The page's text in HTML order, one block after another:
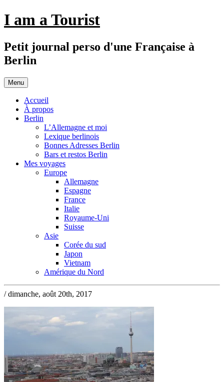
Aller
au
I am a Tourist
Petit journal perso d'une Française à
Berlin
Menu
Accueil
À propos
Berlin
L’Allemagne et moi
Lexique berlinois
Bonnes Adresses Berlin
Bars et restos Berlin
Mes voyages
Europe
Allemagne
Espagne
France
Italie
Royaume-Uni
Suisse
Asie
Corée du sud
Japon
Vietnam
Amérique du Nord
/ dimanche, août 20th, 2017